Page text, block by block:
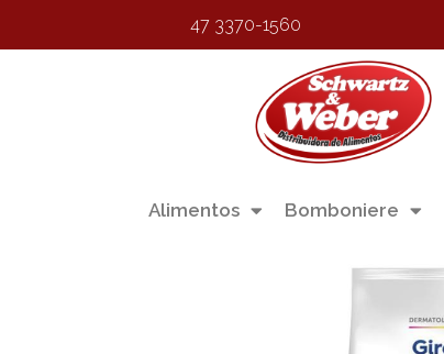
47 3370-1560
Alimentos Bomboniere